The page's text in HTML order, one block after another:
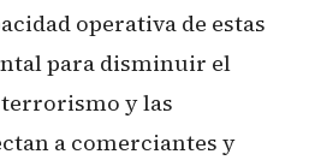
operativa de estas
para disminuir el
y las
a comerciantes y